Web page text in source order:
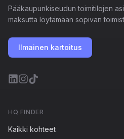
Pääkaupunkiseudun toimitilojen
maksutta löytämään sopivan
Ilmainen kartoitus
HQ FINDER
Kaikki kohteet